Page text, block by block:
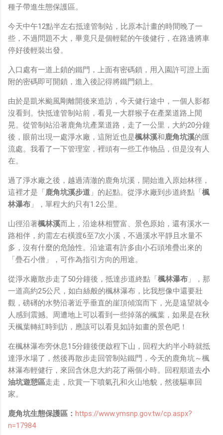
種子帶進生態保護區。
今天中午12點半左右抵達管制站，比原本計畫的時間晚了一
些，不過問題不大，畢竟只是個輕鬆的午後健行，在路邊將車
停好後輕裝出發。
入口處有一道上鎖的鐵門，上面有密碼鎖，用入園許可證上面
附的密碼即可開鎖，進入後記得將鐵門鎖上。
由於是凱米颱風剛離開後來造訪，今天健行途中，一個人影都
沒看到。快抵達管制站前，看見一大群猴子在產業道路上閒
晃。從管制站沿著鹿角坑產業道路，走了一公里，大約20分鐘
後，眼前出現一處淨水廠，這附近也是楓林溪和鹿角坑溪的匯
流處。我看了一下管理室，裡頭有一些工作物品，但是沒有人
在。
過了淨水廠之後，越過清澈的鹿角坑溪，開始進入原始林徑，
這裡才是「鹿角坑溪步道 」的起點。從淨水廠到步道終點「楓
林瀑布 」，單程大約只有1.2公里。
山徑沿著楓林溪而上，沿途林相豐富、景色原始，還有溪水一
路相伴，約需左右橫渡6至7次小溪，不過溪水平靜且水量不
多，沒有什麼的危險性。沿途還有許多由小石頭堆疊出來的
「疊石小僧」，可作為指引方向的用途。
從淨水廠散步走了50分鐘後，抵達步道終點「楓林瀑布 」，那
一道高約25公尺，如白絲般的楓林瀑布，比我想像中還要壯
觀，磅礡的水勢沿著近乎垂直的崖頂傾瀉而下，光是遠望就令
人感到震撼。周遭地上可以看到一些掉落的楓葉，如果是在秋
天楓葉轉紅時到訪，應該可以看見如詩如畫的景色吧！
在楓林瀑布旁休息15分鐘後便啟程下山，回程大約半小時就抵
達淨水場了，然後再散步走回管制站鐵門，今天的鹿角坑～楓
林瀑布輕健行，來回含休息大約花了兩個小時。回程順道去小
油坑遊憩區走走，欣賞一下噴氣孔和火山地貌，然後驅車回
家。
鹿角坑生態保護區： https://www.ymsnp.gov.tw/cp.aspx?
n=17984